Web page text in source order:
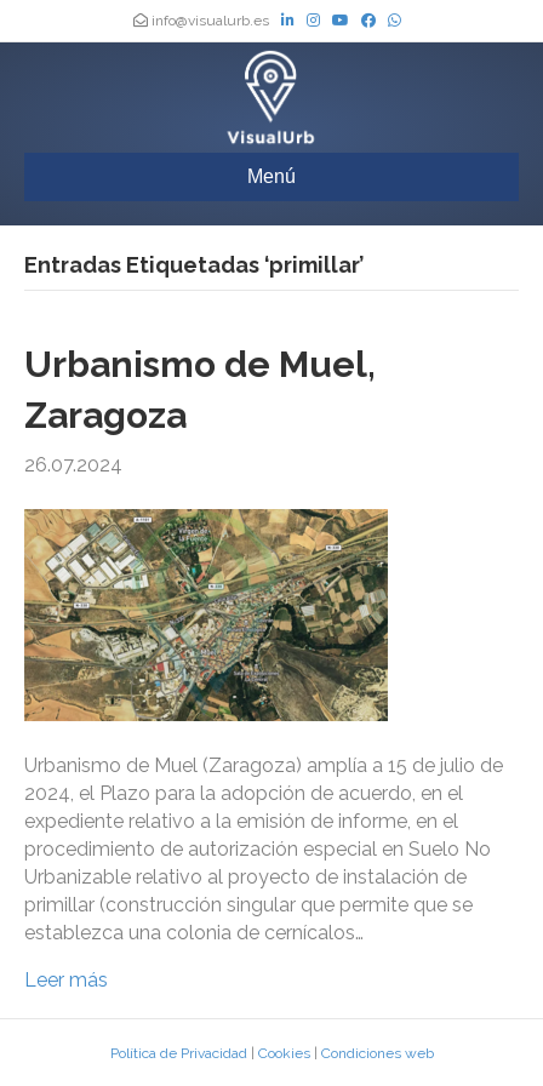
info@visualurb.es
Menú
Entradas Etiquetadas ‘primillar’
Urbanismo de Muel,
Zaragoza
26.07.2024
Urbanismo de Muel (Zaragoza) amplía a 15 de julio de
2024, el Plazo para la adopción de acuerdo, en el
expediente relativo a la emisión de informe, en el
procedimiento de autorización especial en Suelo No
Urbanizable relativo al proyecto de instalación de
primillar (construcción singular que permite que se
establezca una colonia de cernícalos…
Leer más
Política de Privacidad| Cookies| Condiciones web